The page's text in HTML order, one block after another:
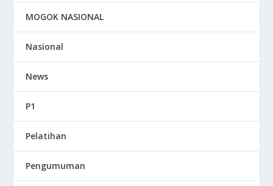
MOGOK NASIONAL
Nasional
News
P1
Pelatihan
Pengumuman